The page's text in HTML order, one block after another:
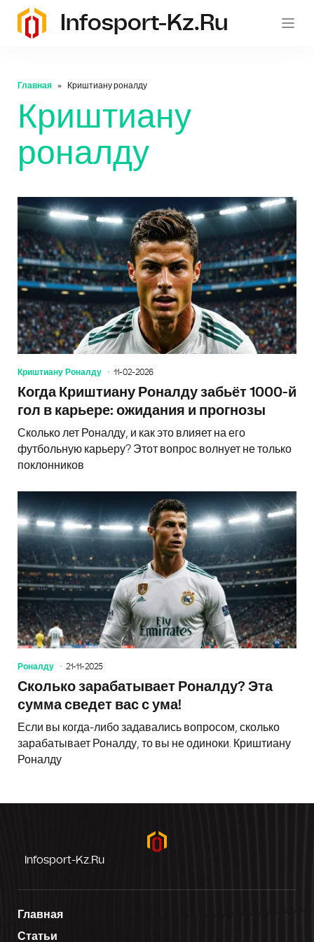
Infosport-Kz.ru
Главная Криштиану роналду
Криштиану
роналду
Криштиану Роналду 11-02-2026
Когда Криштиану Роналду забьёт 1000-й
гол в карьере: ожидания и прогнозы
Сколько лет Роналду, и как это влияет на его
футбольную карьеру? Этот вопрос волнует не только
поклонников
Роналду 21-11-2025
Сколько зарабатывает Роналду? Эта
сумма сведет вас с ума!
Если вы когда-либо задавались вопросом, сколько
зарабатывает Роналду, то вы не одиноки. Криштиану
Роналду
Infosport-Kz.ru
Главная
Статьи